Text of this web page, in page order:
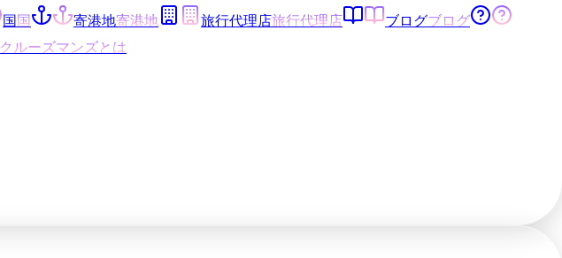
国国 寄港地寄港地 旅行代理店旅行代理店 ブログブログ
クルーズマンズとは